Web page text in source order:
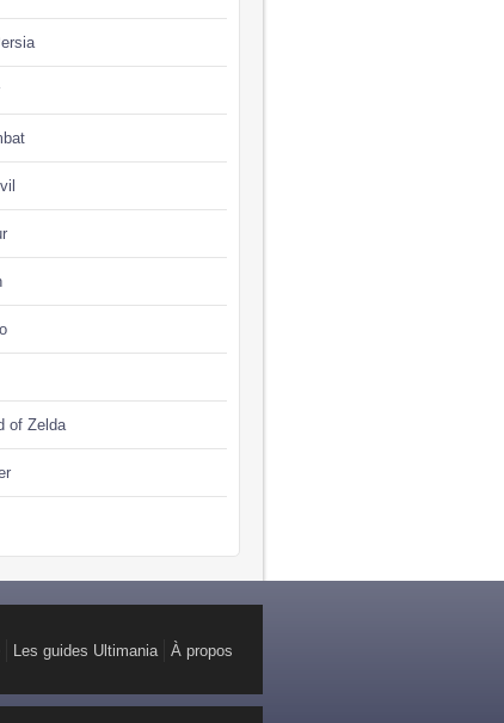
of Zelda
Les guides Ultimania À propos